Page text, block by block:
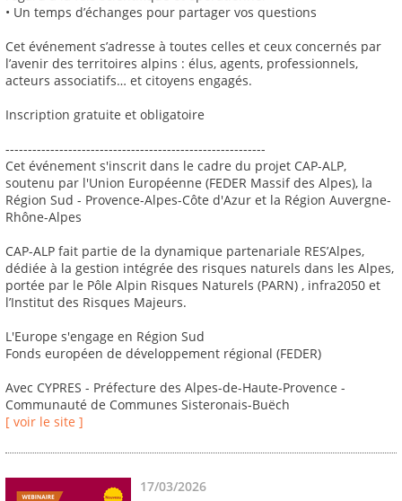
• Un temps d’échanges pour partager vos questions
Cet événement s’adresse à toutes celles et ceux concernés par
l’avenir des territoires alpins : élus, agents, professionnels,
acteurs associatifs… et citoyens engagés.
Inscription gratuite et obligatoire
----------------------------------------------------------
Cet événement s'inscrit dans le cadre du projet CAP-ALP,
soutenu par l'Union Européenne (FEDER Massif des Alpes), la
Région Sud - Provence-Alpes-Côte d'Azur et la Région Auvergne-
Rhône-Alpes
CAP-ALP fait partie de la dynamique partenariale RES’Alpes,
dédiée à la gestion intégrée des risques naturels dans les Alpes,
portée par le Pôle Alpin Risques Naturels (PARN) , infra2050 et
l’Institut des Risques Majeurs.
L'Europe s'engage en Région Sud
Fonds européen de développement régional (FEDER)
Avec CYPRES - Préfecture des Alpes-de-Haute-Provence -
Communauté de Communes Sisteronais-Buëch
[ voir le site ]
17/03/2026